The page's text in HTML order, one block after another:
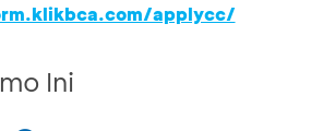
applycc/
Ini